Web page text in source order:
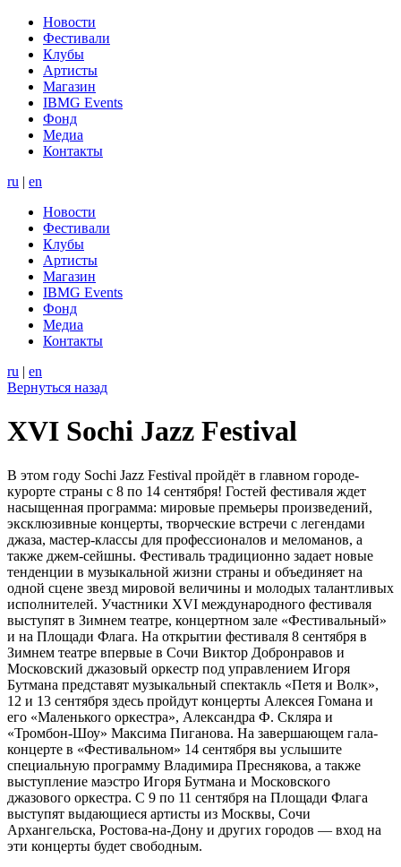
Новости
Фестивали
Клубы
Артисты
Магазин
IBMG Events
Фонд
Медиа
Контакты
ru | en
Новости
Фестивали
Клубы
Артисты
Магазин
IBMG Events
Фонд
Медиа
Контакты
ru | en
Вернуться назад
XVI Sochi Jazz Festival
В этом году Sochi Jazz Festival пройдёт в главном городе-
курорте страны с 8 по 14 сентября! Гостей фестиваля ждет
насыщенная программа: мировые премьеры произведений,
эксклюзивные концерты, творческие встречи с легендами
джаза, мастер-классы для профессионалов и меломанов, а
также джем-сейшны. Фестиваль традиционно задает новые
тенденции в музыкальной жизни страны и объединяет на
одной сцене звезд мировой величины и молодых талантливых
исполнителей. Участники XVI международного фестиваля
выступят в Зимнем театре, концертном зале «Фестивальный»
и на Площади Флага. На открытии фестиваля 8 сентября в
Зимнем театре впервые в Сочи Виктор Добронравов и
Московский джазовый оркестр под управлением Игоря
Бутмана представят музыкальный спектакль «Петя и Волк»,
12 и 13 сентября здесь пройдут концерты Алексея Гомана и
его «Маленького оркестра», Александра Ф. Скляра и
«Тромбон-Шоу» Максима Пиганова. На завершающем гала-
концерте в «Фестивальном» 14 сентября вы услышите
специальную программу Владимира Преснякова, а также
выступление маэстро Игоря Бутмана и Московского
джазового оркестра. С 9 по 11 сентября на Площади Флага
выступят выдающиеся артисты из Москвы, Сочи
Архангельска, Ростова-на-Дону и других городов — вход на
эти концерты будет свободным.